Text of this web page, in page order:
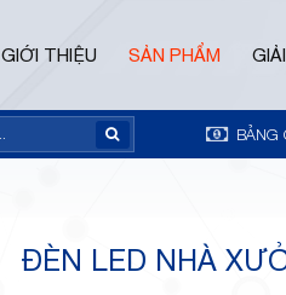
GIỚI THIỆU SẢN PHẨM
BẢNG
ĐÈN LED NHÀ